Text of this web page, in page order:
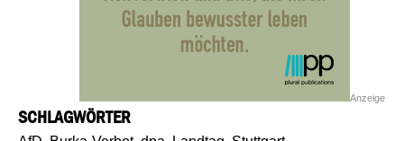
Anzeige
SCHLAGWÖRTER